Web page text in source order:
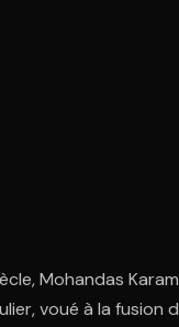
Mohandas
voué à la fusion